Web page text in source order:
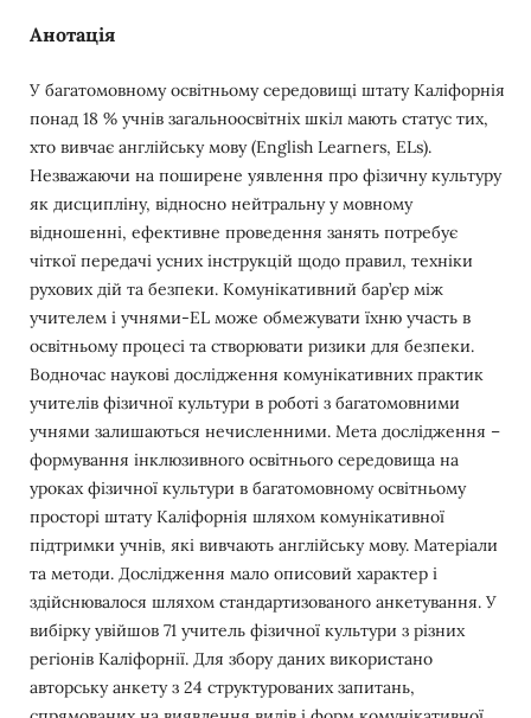
Анотація
У багатомовному освітньому середовищі штату Каліфорнія
понад 18 % учнів загальноосвітніх шкіл мають статус тих,
хто вивчає англійську мову (English Learners, ELs).
Незважаючи на поширене уявлення про фізичну культуру
як дисципліну, відносно нейтральну у мовному
відношенні, ефективне проведення занять потребує
чіткої передачі усних інструкцій щодо правил, техніки
рухових дій та безпеки. Комунікативний бар’єр між
учителем і учнями-EL може обмежувати їхню участь в
освітньому процесі та створювати ризики для безпеки.
Водночас наукові дослідження комунікативних практик
учителів фізичної культури в роботі з багатомовними
учнями залишаються нечисленними. Мета дослідження –
формування інклюзивного освітнього середовища на
уроках фізичної культури в багатомовному освітньому
просторі штату Каліфорнія шляхом комунікативної
підтримки учнів, які вивчають англійську мову. Матеріали
та методи. Дослідження мало описовий характер і
здійснювалося шляхом стандартизованого анкетування. У
вибірку увійшов 71 учитель фізичної культури з різних
регіонів Каліфорнії. Для збору даних використано
авторську анкету з 24 структурованих запитань,